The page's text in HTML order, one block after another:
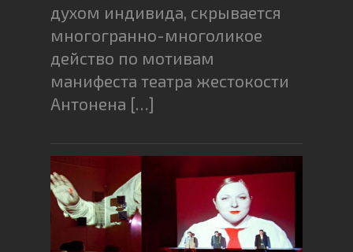
духом индивида, скрывается
многогранно-многоликое
действо по мотивам
манифеста театра жестокости
Антонена […]